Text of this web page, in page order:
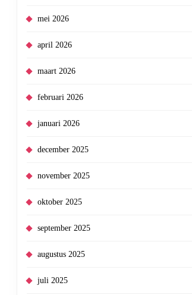
mei 2026
april 2026
maart 2026
februari 2026
januari 2026
december 2025
november 2025
oktober 2025
september 2025
augustus 2025
juli 2025